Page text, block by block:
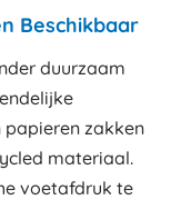
Beschikbaar
duurzaam
zakken
materiaal.
voetafdruk te